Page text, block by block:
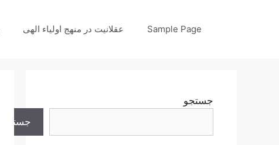
Sample Page عقلانیت در منهج اولیاء الهی
جستجو
جستجو